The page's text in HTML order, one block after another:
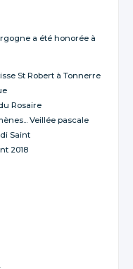
a été honorée à
St Robert à Tonnerre
Rosaire
Veillée pascale
Saint
2018